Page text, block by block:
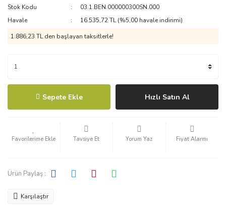
Stok Kodu
03.1.BEN.000000300SN.000
Havale
16.535,72 TL (%5,00 havale indirimi)
1.886,23 TL den başlayan taksitlerle!
Sepete Ekle Hızlı Satın Al
Tavsiye Et Yorum Yaz Fiyat Alarmı
Ürün Paylaş :
Karşılaştır